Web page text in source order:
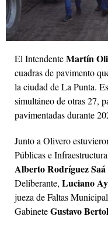
El IntendenteMartín
cuadras de pavimento
la ciudad de La Punta.
simultáneo de otras 27,
pavimentadas durante
Junto a Olivero
Públicas e
Alberto Rodríguez
Deliberante, Luciano
jueza de Faltas
GabineteGustavo